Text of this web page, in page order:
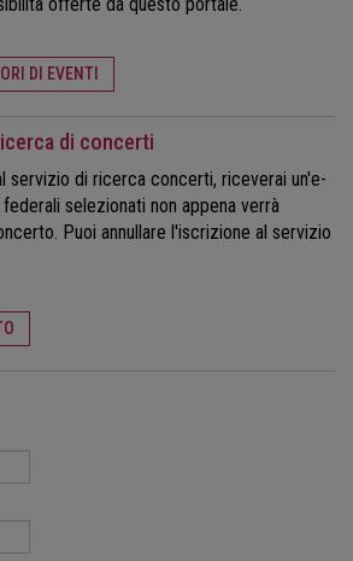
DI EVENTI
di concerti
servizio di ricerca concerti, riceverai un'e-
selezionati non appena verrà
Puoi annullare l'iscrizione al servizio